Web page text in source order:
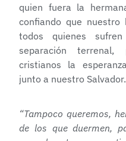
quien fuera la
confiando que nuestro
todos quienes
separación terrenal,
cristianos la
junto a nuestro Salvador.
“Tampoco queremos,
de los que duermen,